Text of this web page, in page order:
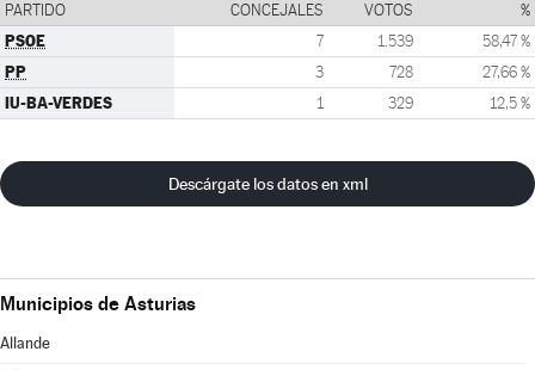
PARTIDO CONCEJALES VOTOS %
PSOE 7 1.539 58,47 %
PP 3 728 27,66 %
IU-BA-VERDES 1 329 12,5 %
Descárgate los datos en xml
Municipios de Asturias
Allande